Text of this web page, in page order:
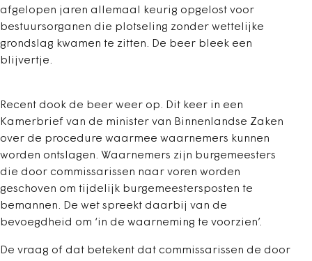
afgelopen jaren allemaal keurig opgelost voor
bestuursorganen die plotseling zonder wettelijke
grondslag kwamen te zitten. De beer bleek een
blijvertje.
Recent dook de beer weer op. Dit keer in een
Kamerbrief van de minister van Binnenlandse Zaken
over de procedure waarmee waarnemers kunnen
worden ontslagen. Waarnemers zijn burgemeesters
die door commissarissen naar voren worden
geschoven om tijdelijk burgemeestersposten te
bemannen. De wet spreekt daarbij van de
bevoegdheid om ‘in de waarneming te voorzien’.
De vraag of dat betekent dat commissarissen de door